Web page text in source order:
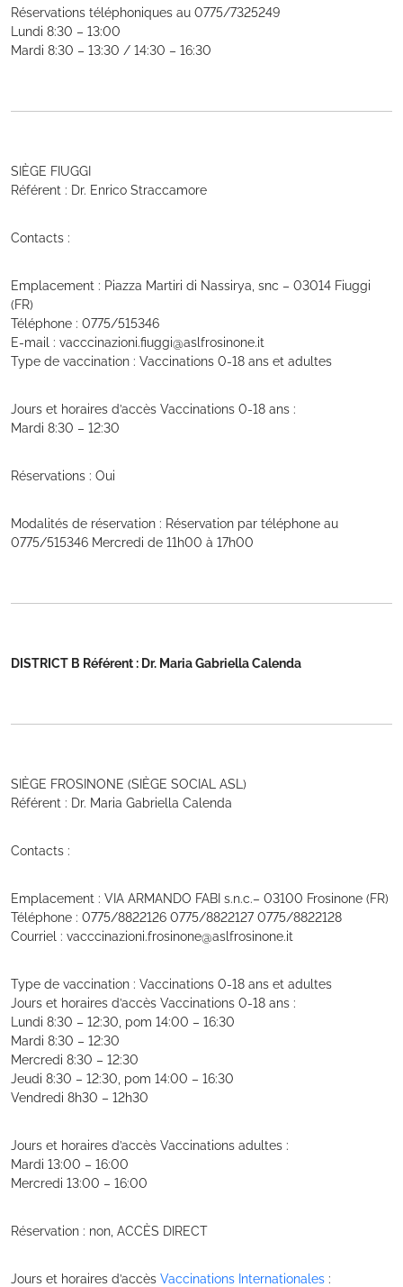
Réservations téléphoniques au 0775/7325249
Lundi 8:30 – 13:00
Mardi 8:30 – 13:30 / 14:30 – 16:30
SIÈGE FIUGGI
Référent : Dr. Enrico Straccamore
Contacts :
Emplacement : Piazza Martiri di Nassirya, snc – 03014 Fiuggi
(FR)
Téléphone : 0775/515346
E-mail : vacccinazioni.fiuggi@aslfrosinone.it
Type de vaccination : Vaccinations 0-18 ans et adultes
Jours et horaires d’accès Vaccinations 0-18 ans :
Mardi 8:30 – 12:30
Réservations : Oui
Modalités de réservation : Réservation par téléphone au
0775/515346 Mercredi de 11h00 à 17h00
DISTRICT B Référent : Dr. Maria Gabriella Calenda
SIÈGE FROSINONE (SIÈGE SOCIAL ASL)
Référent : Dr. Maria Gabriella Calenda
Contacts :
Emplacement : VIA ARMANDO FABI s.n.c.– 03100 Frosinone (FR)
Téléphone : 0775/8822126 0775/8822127 0775/8822128
Courriel : vacccinazioni.frosinone@aslfrosinone.it
Type de vaccination : Vaccinations 0-18 ans et adultes
Jours et horaires d’accès Vaccinations 0-18 ans :
Lundi 8:30 – 12:30, pom 14:00 – 16:30
Mardi 8:30 – 12:30
Mercredi 8:30 – 12:30
Jeudi 8:30 – 12:30, pom 14:00 – 16:30
Vendredi 8h30 – 12h30
Jours et horaires d’accès Vaccinations adultes :
Mardi 13:00 – 16:00
Mercredi 13:00 – 16:00
Réservation : non, ACCÈS DIRECT
Jours et horaires d’accès Vaccinations Internationales :